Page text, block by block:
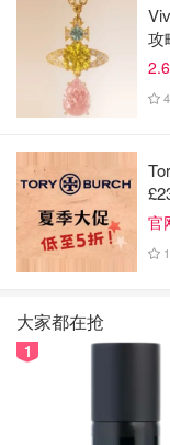
Sex on the Beach
的鸡尾酒）
攻
官
大家都在抢
1